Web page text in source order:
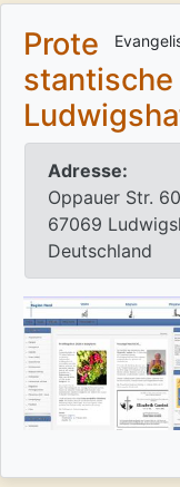
Prote
Adresse:
Oppauer Str. 60
67069
Deutschland